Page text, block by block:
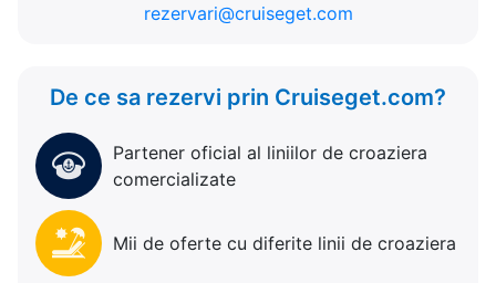
rezervari@cruiseget.com
De ce sa rezervi prin Cruiseget.com?
Partener oficial al liniilor de croaziera
comercializate
Mii de oferte cu diferite linii de croaziera